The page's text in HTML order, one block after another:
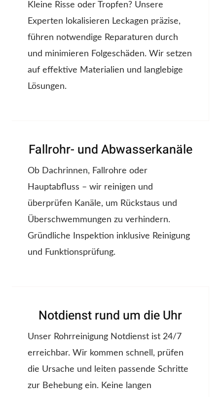
Kleine Risse oder Tropfen? Unsere
Experten lokalisieren Leckagen präzise,
führen notwendige Reparaturen durch
und minimieren Folgeschäden. Wir setzen
auf effektive Materialien und langlebige
Lösungen.
Fallrohr- und Abwasserkanäle
Ob Dachrinnen, Fallrohre oder
Hauptabfluss – wir reinigen und
überprüfen Kanäle, um Rückstaus und
Überschwemmungen zu verhindern.
Gründliche Inspektion inklusive Reinigung
und Funktionsprüfung.
Notdienst rund um die Uhr
Unser Rohrreinigung Notdienst ist 24/7
erreichbar. Wir kommen schnell, prüfen
die Ursache und leiten passende Schritte
zur Behebung ein. Keine langen